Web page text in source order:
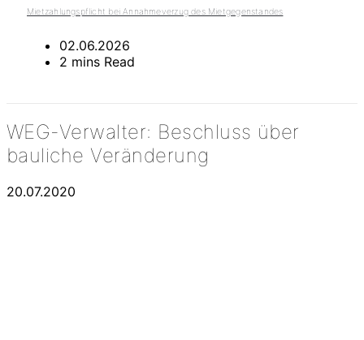
Mietzahlungspflicht bei Annahmeverzug des Mietgegenstandes
02.06.2026
2 mins Read
WEG-Verwalter: Beschluss über
bauliche Veränderung
20.07.2020